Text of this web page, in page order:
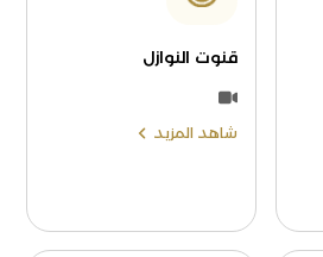
قنوت النوازل
شاهد المزيد